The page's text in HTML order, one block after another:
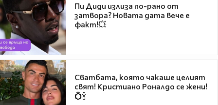
Пи Диди излиза по-рано от
затвора? Новата дата вече е
факт!💥
Сватбата, която чакаше целият
свят! Кристиано Роналдо се жени!
💍🍾